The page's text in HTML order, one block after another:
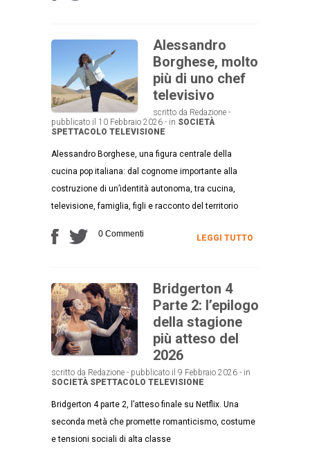
Alessandro
Borghese, molto
più di uno chef
televisivo
scritto da Redazione -
pubblicato il 10 Febbraio 2026 - in SOCIETÀ
SPETTACOLO TELEVISIONE
Alessandro Borghese, una figura centrale della
cucina pop italiana: dal cognome importante alla
costruzione di un’identità autonoma, tra cucina,
televisione, famiglia, figli e racconto del territorio
0 Commenti LEGGI TUTTO
Bridgerton 4
Parte 2: l’epilogo
della stagione
più atteso del
2026
scritto da Redazione - pubblicato il 9 Febbraio 2026 - in
SOCIETÀ SPETTACOLO TELEVISIONE
Bridgerton 4 parte 2, l’atteso finale su Netflix. Una
seconda metà che promette romanticismo, costume
e tensioni sociali di alta classe